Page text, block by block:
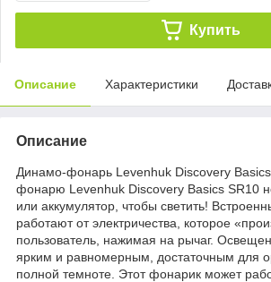
Купить
Описание Характеристики
Описание
Динамо-фонарь Levenhuk Discovery
фонарю Levenhuk Discovery Basics SR10
или аккумулятор, чтобы светить!
работают от электричества, которое
пользователь, нажимая на рычаг.
ярким и равномерным, достаточным для
полной темноте. Этот фонарик может